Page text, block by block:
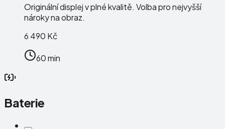
Originální displej v plné kvalitě. Volba pro nejvyšší
nároky na obraz.
6 490 Kč
60 min
Baterie